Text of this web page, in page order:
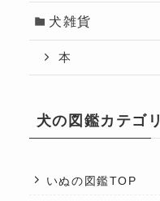
犬雑貨
本
犬の図鑑カテゴリ
いぬの図鑑TOP